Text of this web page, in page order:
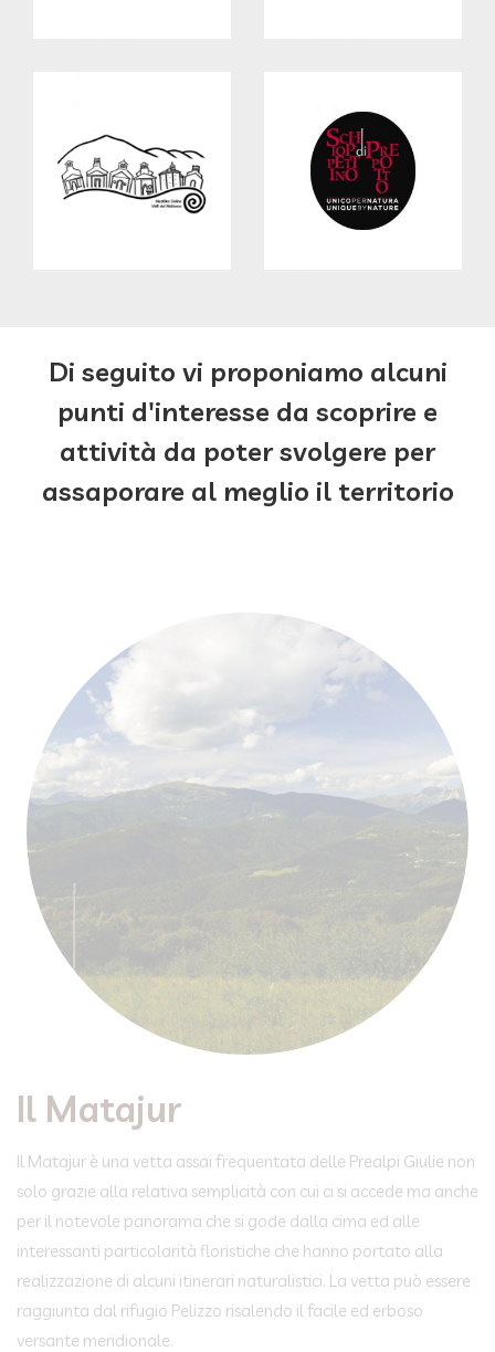
Di seguito vi proponiamo alcuni
punti d'interesse da scoprire e
attività da poter svolgere per
assaporare al meglio il territorio
Il Matajur
Il Matajur è una vetta assai frequentata delle Prealpi Giulie non
solo grazie alla relativa semplicità con cui ci si accede ma anche
per il notevole panorama che si gode dalla cima ed alle
interessanti particolarità floristiche che hanno portato alla
realizzazione di alcuni itinerari naturalistici. La vetta può essere
raggiunta dal rifugio Pelizzo risalendo il facile ed erboso
versante meridionale.